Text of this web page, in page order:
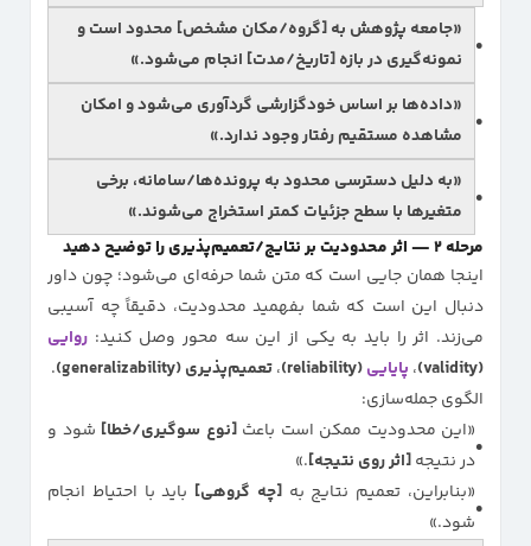
«جامعه پژوهش به[گروه/مکان مشخص] محدود است و
نمونه‌گیری در بازه[تاریخ/مدت] انجام می‌شود.»
«داده‌ها بر اساسخودگزارشی گردآوری می‌شود و امکان
مشاهده مستقیم رفتار وجود ندارد.»
«به دلیل دسترسی محدود به پرونده‌ها/سامانه، برخی
متغیرها با سطح جزئیات کمتراستخراج می‌شوند.»
مرحله ۲ — اثر محدودیت بر نتایج/تعمیم‌پذیری را توضیح دهید
اینجا همان جایی است که متن شما حرفه‌ای می‌شود؛ چون داور
دنبال این است که شما بفهمید محدودیت، دقیقاً چه آسیبی
می‌زند. اثر را باید به یکی از این سه محور وصل کنید: روایی
(validity)
، پایایی(reliability) ،تعمیم‌پذیری (generalizability)
.
الگوی جمله‌سازی:
«این محدودیت ممکن است باعث[نوع سوگیری/خطا] شود و
در نتیجه[اثر روی نتیجه].»
«بنابراین، تعمیم نتایج به[چه گروهی] باید با احتیاط انجام
شود.»